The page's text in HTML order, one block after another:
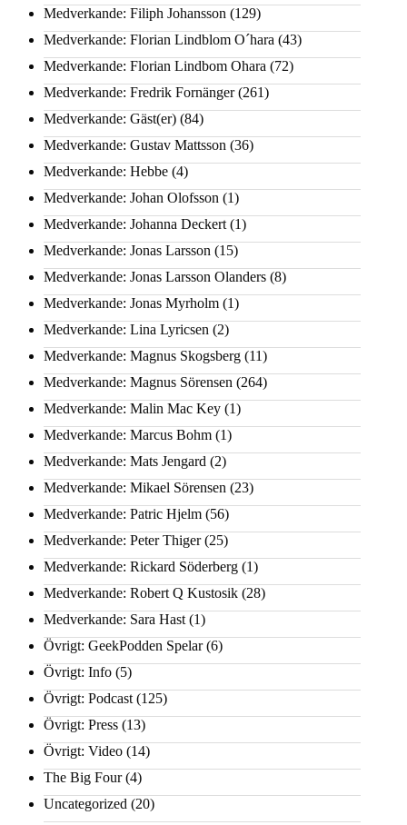
Medverkande: Filiph Johansson (129)
Medverkande: Florian Lindblom O´hara (43)
Medverkande: Florian Lindbom Ohara (72)
Medverkande: Fredrik Fornänger(261)
Medverkande: Gäst(er) (84)
Medverkande: Gustav Mattsson (36)
Medverkande: Hebbe (4)
Medverkande: Johan Olofsson (1)
Medverkande: Johanna Deckert (1)
Medverkande: Jonas Larsson (15)
Medverkande: Jonas Larsson Olanders (8)
Medverkande: Jonas Myrholm (1)
Medverkande: Lina Lyricsen (2)
Medverkande: Magnus Skogsberg (11)
Medverkande: Magnus Sörensen (264)
Medverkande: Malin Mac Key (1)
Medverkande: Marcus Bohm (1)
Medverkande: Mats Jengard (2)
Medverkande: Mikael Sörensen (23)
Medverkande: Patric Hjelm (56)
Medverkande: Peter Thiger(25)
Medverkande: Rickard Söderberg (1)
Medverkande: Robert Q Kustosik (28)
Medverkande: Sara Hast (1)
Övrigt: GeekPodden Spelar(6)
Övrigt: Info (5)
Övrigt: Podcast (125)
Övrigt: Press (13)
Övrigt: Video (14)
The Big Four(4)
Uncategorized (20)